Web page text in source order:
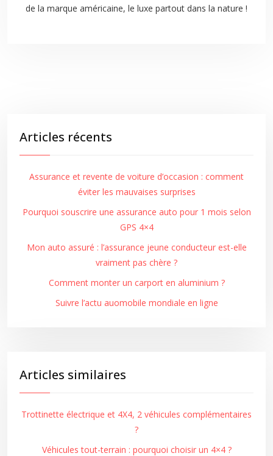
de la marque américaine, le luxe partout dans la nature !
Articles récents
Assurance et revente de voiture d’occasion : comment
éviter les mauvaises surprises
Pourquoi souscrire une assurance auto pour 1 mois selon
GPS 4×4
Mon auto assuré : l’assurance jeune conducteur est-elle
vraiment pas chère ?
Comment monter un carport en aluminium ?
Suivre l’actu auomobile mondiale en ligne
Articles similaires
Trottinette électrique et 4X4, 2 véhicules complémentaires
?
Véhicules tout-terrain : pourquoi choisir un 4×4 ?